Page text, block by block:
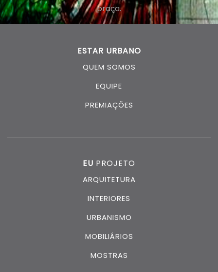
praça.
ESTAR URBANO
QUEM SOMOS
EQUIPE
PREMIAÇÕES
EU PROJETO
ARQUITETURA
INTERIORES
URBANISMO
MOBILIÁRIOS
MOSTRAS